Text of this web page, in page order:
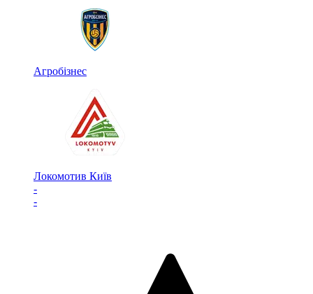
Агробізнес
Локомотив Київ
-
-